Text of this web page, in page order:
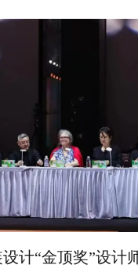
计“金顶奖”设计